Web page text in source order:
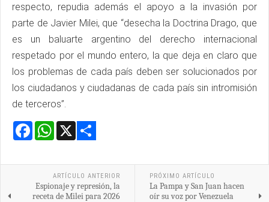
respecto, repudia además el apoyo a la invasión por
parte de Javier Milei, que “desecha la Doctrina Drago, que
es un baluarte argentino del derecho internacional
respetado por el mundo entero, la que deja en claro que
los problemas de cada país deben ser solucionados por
los ciudadanos y ciudadanas de cada país sin intromisión
de terceros”.
Facebook
WhatsApp
ARTÍCULO ANTERIOR
Espionaje y represión, la
receta de Milei para 2026
PRÓXIMO ARTÍCULO
La Pampa y San Juan hacen
oír su voz por Venezuela